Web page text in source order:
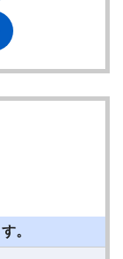
。